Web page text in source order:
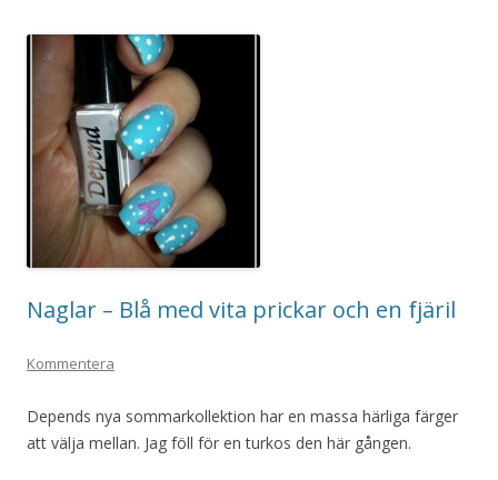
Naglar – Blå med vita prickar och en fjäril
Kommentera
Depends nya sommarkollektion har en massa härliga färger
att välja mellan. Jag föll för en turkos den här gången.